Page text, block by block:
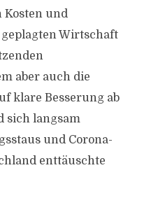
Kosten und
Wirtschaft
aber auch die
klare Besserung ab
sich langsam
und Corona-
enttäuschte